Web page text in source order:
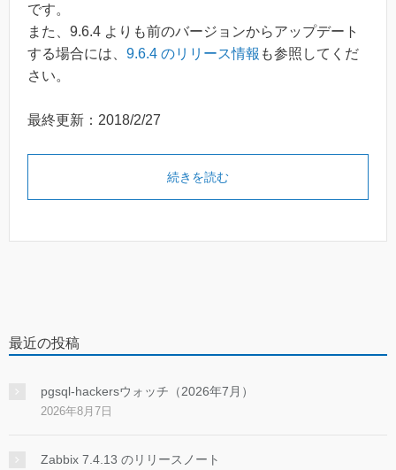
です。
また、9.6.4 よりも前のバージョンからアップデート
する場合には、 9.6.4 のリリース情報 も参照してくだ
さい。
最終更新：2018/2/27
続きを読む
最近の投稿
pgsql-hackersウォッチ（2026年7月）
2026年8月7日
Zabbix 7.4.13 のリリースノート